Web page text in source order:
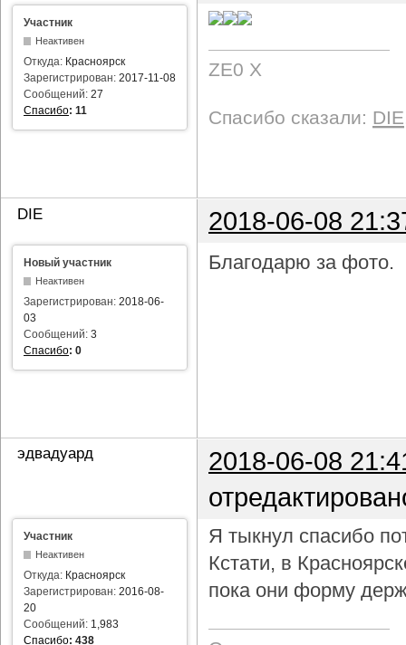
Участник
Неактивен
Откуда: Красноярск
Зарегистрирован: 2017-11-08
Сообщений: 27
Спасибо: 11
ZE0 X
Спасибо сказали: DIE
DIE 2018-06-08
Новый участник
Неактивен
Зарегистрирован: 2018-06-
03
Сообщений: 3
Спасибо: 0
Благодарю за фото.
эдвадуард
2018-06-08
Участник
Неактивен
Откуда: Красноярск
Зарегистрирован: 2016-08-
20
Сообщений: 1,983
Спасибо: 438
Я тыкнул спасибо
Кстати, в
пока они форму